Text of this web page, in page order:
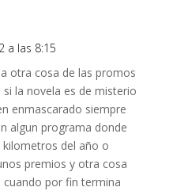
a las 8:15
otra cosa de las promos
la novela es de misterio
enmascarado siempre
algun programa donde
kilometros del año o
premios y otra cosa
cuando por fin termina